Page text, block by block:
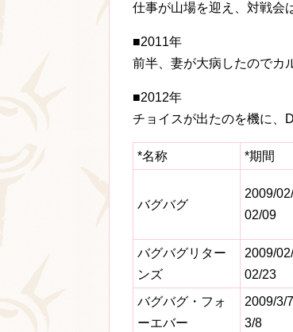
仕事が山場を迎え、対戦会
■2011年
前半、妻が大病したのでカ
■2012年
チョイスが出たのを機に、
*名称 *期間
バグバグ
2009/
02/09
バグバグリター
ンズ
2009/
02/23
バグバグ・フォ
ーエバー
2009/3/
3/8